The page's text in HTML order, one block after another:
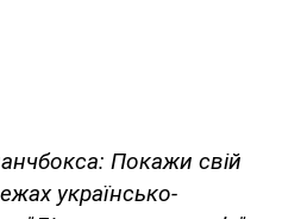
Покажи свій
українсько-